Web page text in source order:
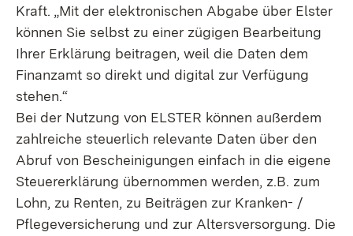
Kraft. „Mit der elektronischen Abgabe über Elster
können Sie selbst zu einer zügigen Bearbeitung
Ihrer Erklärung beitragen, weil die Daten dem
Finanzamt so direkt und digital zur Verfügung
stehen.“
Bei der Nutzung von ELSTER können außerdem
zahlreiche steuerlich relevante Daten über den
Abruf von Bescheinigungen einfach in die eigene
Steuererklärung übernommen werden, z.B. zum
Lohn, zu Renten, zu Beiträgen zur Kranken- /
Pflegeversicherung und zur Altersversorgung. Die